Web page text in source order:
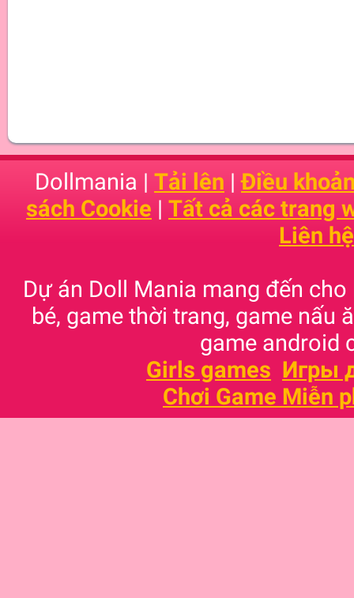
Dollmania | Tải lên |Điều
sách Cookie | Tất cả các trang
Liên
Dự án Doll Mania mang đến
bé, game thời trang, game nấu
game android
Girls games Игры
Chơi Game Miễn